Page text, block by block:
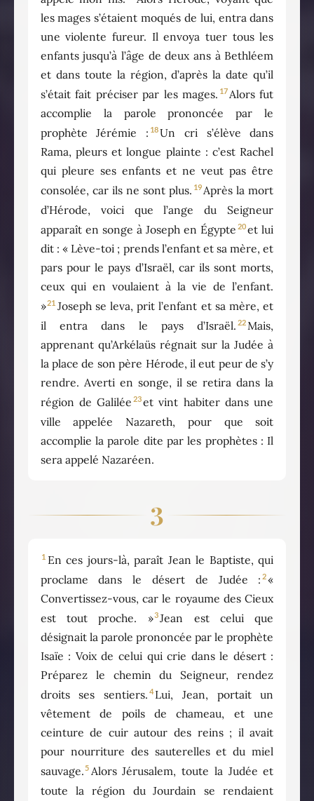
les mages s’étaient moqués de lui, entra dans
une violente fureur. Il envoya tuer tous les
enfants jusqu’à l’âge de deux ans à Bethléem
et dans toute la région, d’après la date qu’il
s’était fait préciser par les mages. 17Alors fut
accomplie la parole prononcée par le
prophète Jérémie : 18Un cri s’élève dans
Rama, pleurs et longue plainte : c’est Rachel
qui pleure ses enfants et ne veut pas être
consolée, car ils ne sont plus. 19Après la mort
d’Hérode, voici que l’ange du Seigneur
apparaît en songe à Joseph en Égypte 20et lui
dit : « Lève-toi ; prends l’enfant et sa mère, et
pars pour le pays d’Israël, car ils sont morts,
ceux qui en voulaient à la vie de l’enfant.
»21 Joseph se leva, prit l’enfant et sa mère, et
il entra dans le pays d’Israël. 22Mais,
apprenant qu’Arkélaüs régnait sur la Judée à
la place de son père Hérode, il eut peur de s’y
rendre. Averti en songe, il se retira dans la
région de Galilée 23et vint habiter dans une
ville appelée Nazareth, pour que soit
accomplie la parole dite par les prophètes : Il
sera appelé Nazaréen.
3
1 En ces jours-là, paraît Jean le Baptiste, qui
proclame dans le désert de Judée : 2«
Convertissez-vous, car le royaume des Cieux
est tout proche. »3Jean est celui que
désignait la parole prononcée par le prophète
Isaïe : Voix de celui qui crie dans le désert :
Préparez le chemin du Seigneur, rendez
droits ses sentiers. 4 Lui, Jean, portait un
vêtement de poils de chameau, et une
ceinture de cuir autour des reins ; il avait
pour nourriture des sauterelles et du miel
sauvage.5 Alors Jérusalem, toute la Judée et
toute la région du Jourdain se rendaient